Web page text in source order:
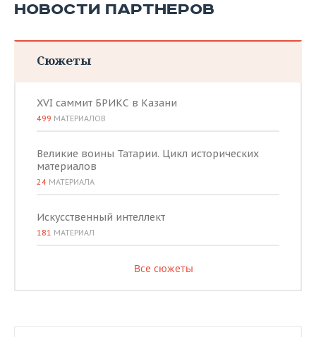
НОВОСТИ ПАРТНЕРОВ
Сюжеты
XVI саммит БРИКС в Казани
499 МАТЕРИАЛОВ
Великие воины Татарии. Цикл исторических
материалов
24 МАТЕРИАЛА
Искусственный интеллект
181 МАТЕРИАЛ
Все сюжеты